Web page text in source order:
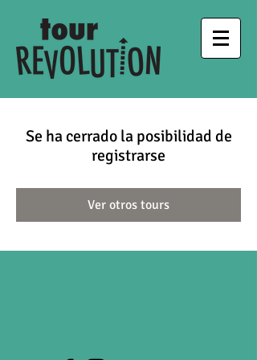
Se ha cerrado la posibilidad de
registrarse
Ver otros tours